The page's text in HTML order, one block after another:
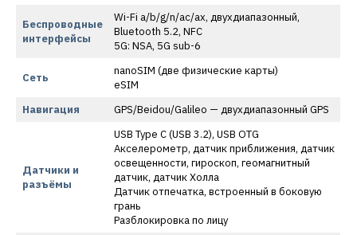
Беспроводные
интерфейсы
Wi-Fi a/b/g/n/ac/ax, двухдиапазонный,
Bluetooth 5.2, NFC
5G: NSA, 5G sub-6
Сеть
nanoSIM (две физические карты)
eSIM
Навигация
GPS/Beidou/Galileo — двухдиапазонный GPS
Датчики и
разъёмы
USB Type C (USB 3.2), USB OTG
Акселерометр, датчик приближения, датчик
освещенности, гироскоп, геомагнитный
датчик, датчик Холла
Датчик отпечатка, встроенный в боковую
грань
Разблокировка по лицу